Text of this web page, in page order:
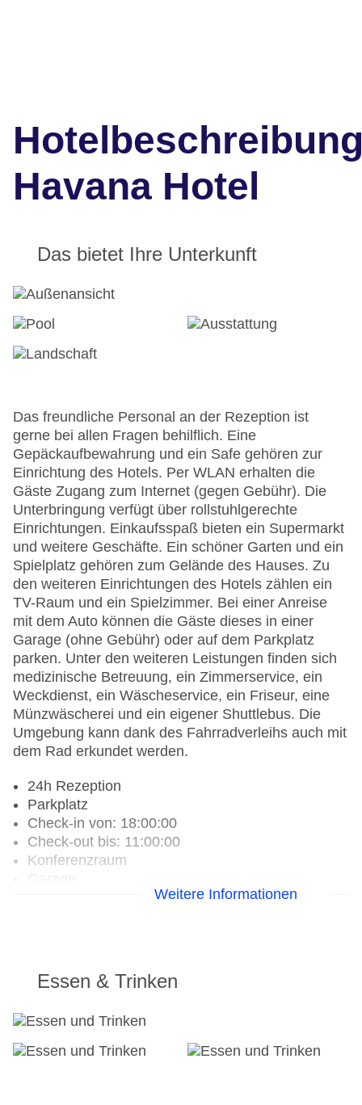
Havana Hotel
Das bietet Ihre Unterkunft
Das freundliche Personal an der Rezeption ist
gerne bei allen Fragen behilflich. Eine
Gepäckaufbewahrung und ein Safe gehören zur
Einrichtung des Hotels. Per WLAN erhalten die
Gäste Zugang zum Internet (gegen Gebühr). Die
Unterbringung verfügt über rollstuhlgerechte
Einrichtungen. Einkaufsspaß bieten ein Supermarkt
und weitere Geschäfte. Ein schöner Garten und ein
Spielplatz gehören zum Gelände des Hauses. Zu
den weiteren Einrichtungen des Hotels zählen ein
TV-Raum und ein Spielzimmer. Bei einer Anreise
mit dem Auto können die Gäste dieses in einer
Garage (ohne Gebühr) oder auf dem Parkplatz
parken. Unter den weiteren Leistungen finden sich
medizinische Betreuung, ein Zimmerservice, ein
Weckdienst, ein Wäscheservice, ein Friseur, eine
Münzwäscherei und ein eigener Shuttlebus. Die
Umgebung kann dank des Fahrradverleihs auch mit
dem Rad erkundet werden.
24h Rezeption
Parkplatz
Check-in von: 18:00:00
Check-out bis: 11:00:00
Konferenzraum
Garten: ohne Gebühr
Haustiere
Zimmerservice
Gesamtanzahl der Stockwerke: 3
Gesamtanzahl der Zimmer: 81
Weitere Informationen
Essen & Trinken